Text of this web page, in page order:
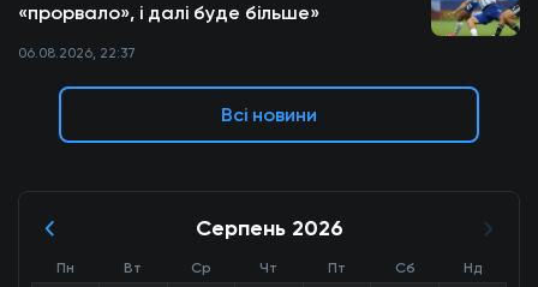
«прорвало», і далі буде більше»
06.08.2026, 22:37
Всі новини
Серпень 2026
Пн Вт Ср Чт Пт Сб Нд